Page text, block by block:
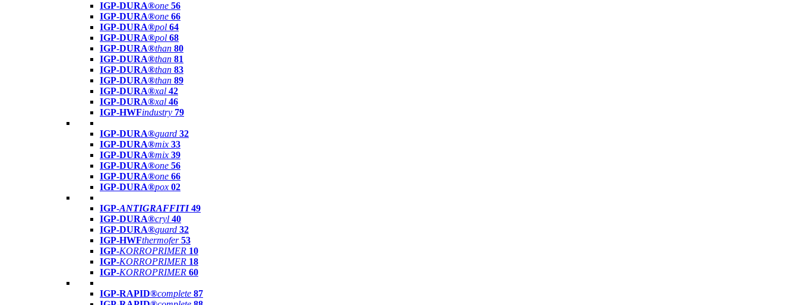
IGP-DURA®one 56
IGP-DURA®one 66
IGP-DURA®pol 64
IGP-DURA®pol 68
IGP-DURA®than 80
IGP-DURA®than 81
IGP-DURA®than 83
IGP-DURA®than 89
IGP-DURA®xal 42
IGP-DURA®xal 46
IGP-HWFindustry 79
IGP-DURA®guard 32
IGP-DURA®mix 33
IGP-DURA®mix 39
IGP-DURA®one 56
IGP-DURA®one 66
IGP-DURA®pox 02
IGP-ANTIGRAFFITI49
IGP-DURA®cryl 40
IGP-DURA®guard 32
IGP-HWFthermofer 53
IGP-KORROPRIMER 10
IGP-KORROPRIMER 18
IGP-KORROPRIMER 60
IGP-RAPID®complete 87